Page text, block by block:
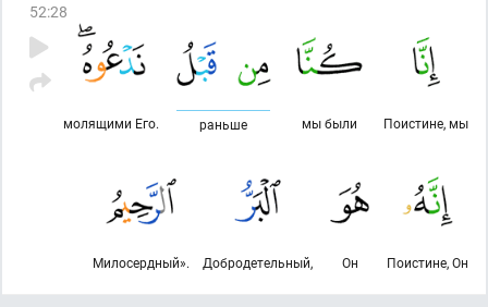
52:28
Поистине, мы
мы были
раньше
молящими Его.
Поистине, Он
Он
Добродетельный,
Милосердный».